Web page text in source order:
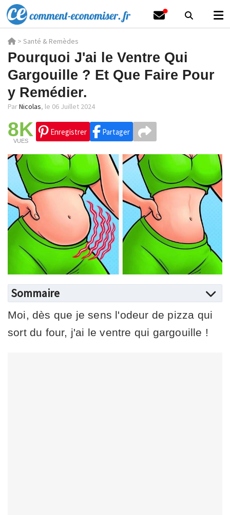
> Santé & Remèdes
Pourquoi J'ai le Ventre Qui
Gargouille ? Et Que Faire Pour
y Remédier.
ParNicolas, le 06 Juillet 2024
8K
VUES
Enregistrer Partager
Sommaire
Moi, dès que je sens l'odeur de pizza qui
sort du four, j'ai le ventre qui gargouille !